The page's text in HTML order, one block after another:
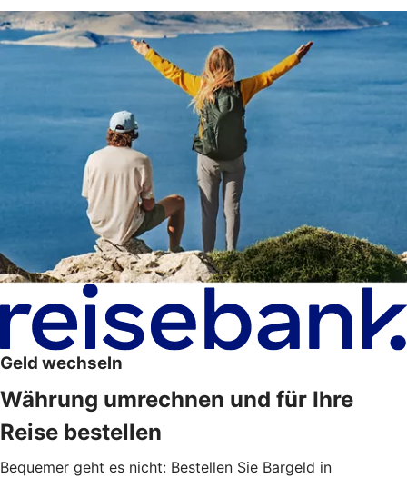
Geld wechseln
Währung umrechnen und für Ihre
Reise bestellen
Bequemer geht es nicht: Bestellen Sie Bargeld in